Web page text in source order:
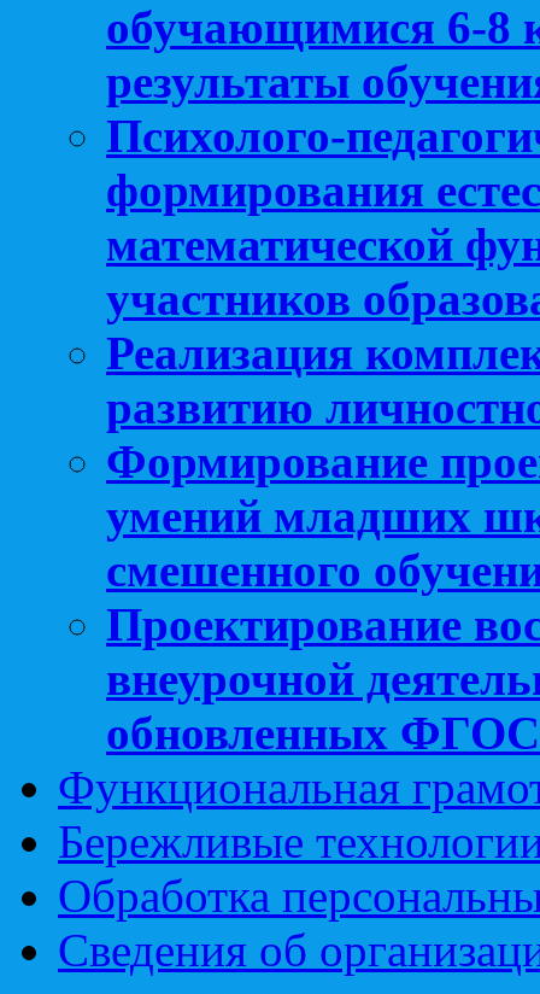
обучающимися 6-8
результаты
Психолого-
формирования
математической
участников
Реализация
развитию
Формирование
умений младших
смешенного
Проектирование
внеурочной
обновленных
Функциональная
Бережливые
Обработка
Сведения об